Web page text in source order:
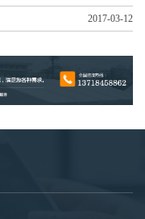
2017-03-12